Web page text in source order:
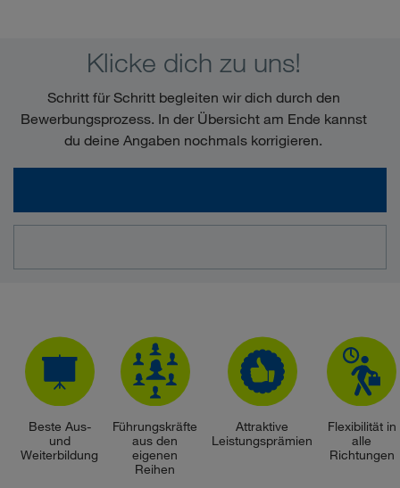
Klicke dich zu uns!
Schritt für Schritt begleiten wir dich durch den
Bewerbungsprozess. In der Übersicht am Ende kannst
du deine Angaben nochmals korrigieren.
Beste Aus-
und
Weiterbildung
Führungskräfte
aus den
eigenen
Reihen
Attraktive
Leistungsprämien
Flexibilität in
alle
Richtungen